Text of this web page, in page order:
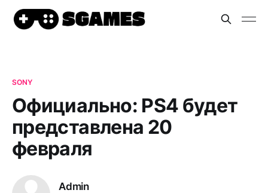
SONY
Официально: PS4 будет
представлена 20
февраля
Admin